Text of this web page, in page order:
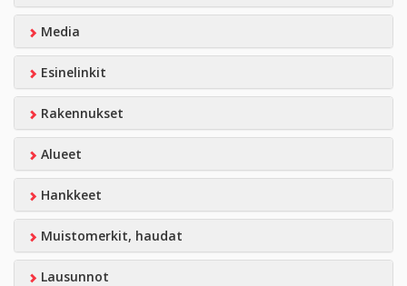
Media
Esinelinkit
Rakennukset
Alueet
Hankkeet
Muistomerkit, haudat
Lausunnot